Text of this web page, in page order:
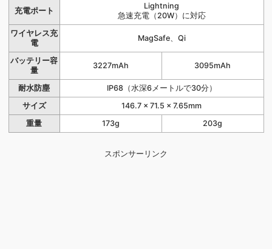
充電ポート
Lightning
急速充電（20W）に対応
ワイヤレス充
電
MagSafe、Qi
バッテリー容
量
3227mAh 3095mAh
耐水防塵
IP68（水深6メートルで30分）
サイズ
146.7 × 71.5 × 7.65mm
重量
173g 203g
スポンサーリンク